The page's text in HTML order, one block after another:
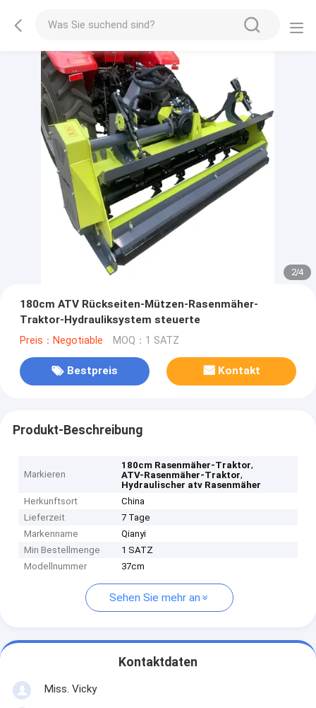
2/4
180cm ATV Rückseiten-Mützen-Rasenmäher-
Traktor-Hydrauliksystem steuerte
Preis：Negotiable MOQ：1 SATZ
Bestpreis Kontakt
Produkt-Beschreibung
Markieren
180cm Rasenmäher-Traktor,
ATV-Rasenmäher-Traktor,
Hydraulischer atv Rasenmäher
Herkunftsort
China
Lieferzeit
7 Tage
Markenname
Qianyi
Min Bestellmenge
1 SATZ
Modellnummer
37cm
Sehen Sie mehr an
Kontaktdaten
Miss. Vicky